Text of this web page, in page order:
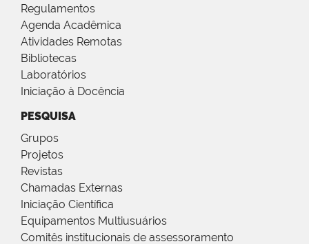
Regulamentos
Agenda Acadêmica
Atividades Remotas
Bibliotecas
Laboratórios
Iniciação à Docência
PESQUISA
Grupos
Projetos
Revistas
Chamadas Externas
Iniciação Científica
Equipamentos Multiusuários
Comitês institucionais de assessoramento